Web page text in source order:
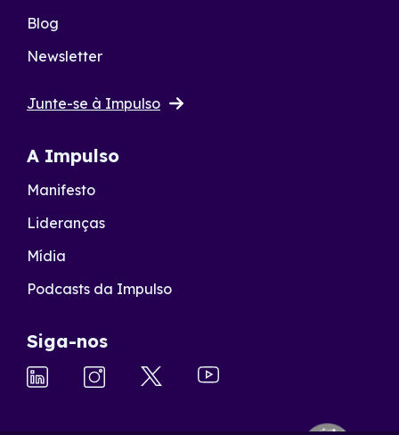
Blog
Newsletter
Junte-se à Impulso
A Impulso
Manifesto
Lideranças
Mídia
Podcasts da Impulso
Siga-nos